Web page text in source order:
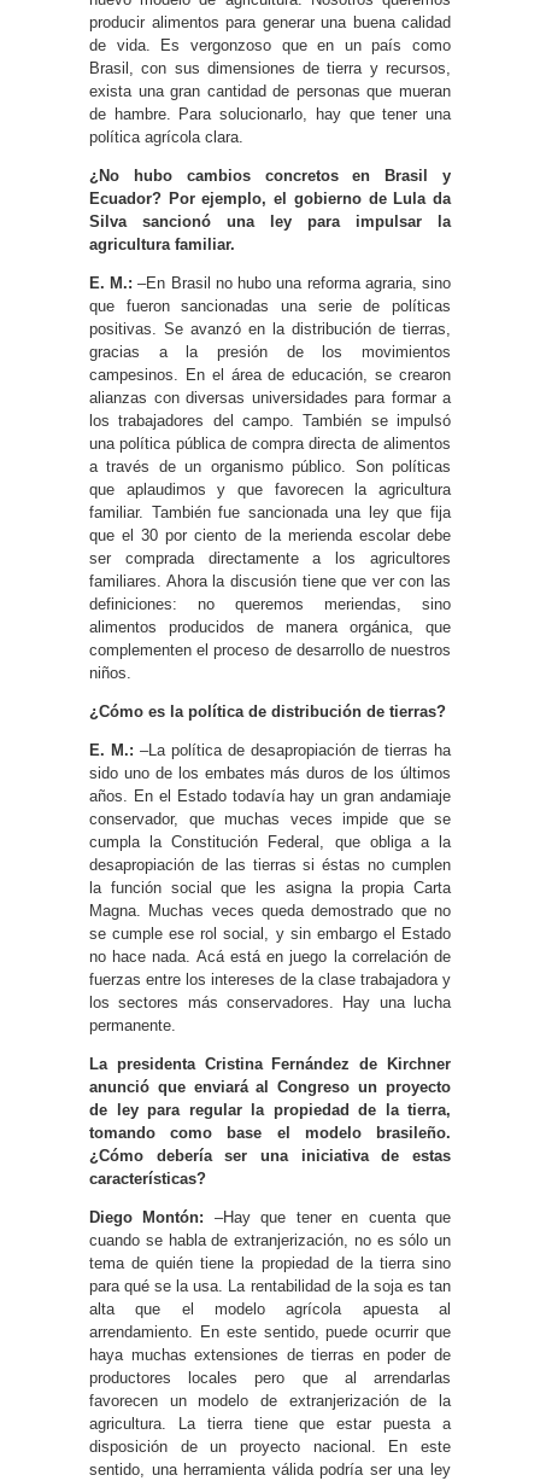
producir alimentos para generar una buena calidad
de vida. Es vergonzoso que en un país como
Brasil, con sus dimensiones de tierra y recursos,
exista una gran cantidad de personas que mueran
de hambre. Para solucionarlo, hay que tener una
política agrícola clara.
¿No hubo cambios concretos en Brasil y
Ecuador? Por ejemplo, el gobierno de Lula da
Silva sancionó una ley para impulsar la
agricultura familiar.
E. M.: –En Brasil no hubo una reforma agraria, sino
que fueron sancionadas una serie de políticas
positivas. Se avanzó en la distribución de tierras,
gracias a la presión de los movimientos
campesinos. En el área de educación, se crearon
alianzas con diversas universidades para formar a
los trabajadores del campo. También se impulsó
una política pública de compra directa de alimentos
a través de un organismo público. Son políticas
que aplaudimos y que favorecen la agricultura
familiar. También fue sancionada una ley que fija
que el 30 por ciento de la merienda escolar debe
ser comprada directamente a los agricultores
familiares. Ahora la discusión tiene que ver con las
definiciones: no queremos meriendas, sino
alimentos producidos de manera orgánica, que
complementen el proceso de desarrollo de nuestros
niños.
¿Cómo es la política de distribución de tierras?
E. M.: –La política de desapropiación de tierras ha
sido uno de los embates más duros de los últimos
años. En el Estado todavía hay un gran andamiaje
conservador, que muchas veces impide que se
cumpla la Constitución Federal, que obliga a la
desapropiación de las tierras si éstas no cumplen
la función social que les asigna la propia Carta
Magna. Muchas veces queda demostrado que no
se cumple ese rol social, y sin embargo el Estado
no hace nada. Acá está en juego la correlación de
fuerzas entre los intereses de la clase trabajadora y
los sectores más conservadores. Hay una lucha
permanente.
La presidenta Cristina Fernández de Kirchner
anunció que enviará al Congreso un proyecto
de ley para regular la propiedad de la tierra,
tomando como base el modelo brasileño.
¿Cómo debería ser una iniciativa de estas
características?
Diego Montón: –Hay que tener en cuenta que
cuando se habla de extranjerización, no es sólo un
tema de quién tiene la propiedad de la tierra sino
para qué se la usa. La rentabilidad de la soja es tan
alta que el modelo agrícola apuesta al
arrendamiento. En este sentido, puede ocurrir que
haya muchas extensiones de tierras en poder de
productores locales pero que al arrendarlas
favorecen un modelo de extranjerización de la
agricultura. La tierra tiene que estar puesta a
disposición de un proyecto nacional. En este
sentido, una herramienta válida podría ser una ley